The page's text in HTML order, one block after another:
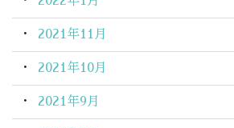
2021年11月
2021年10月
2021年9月